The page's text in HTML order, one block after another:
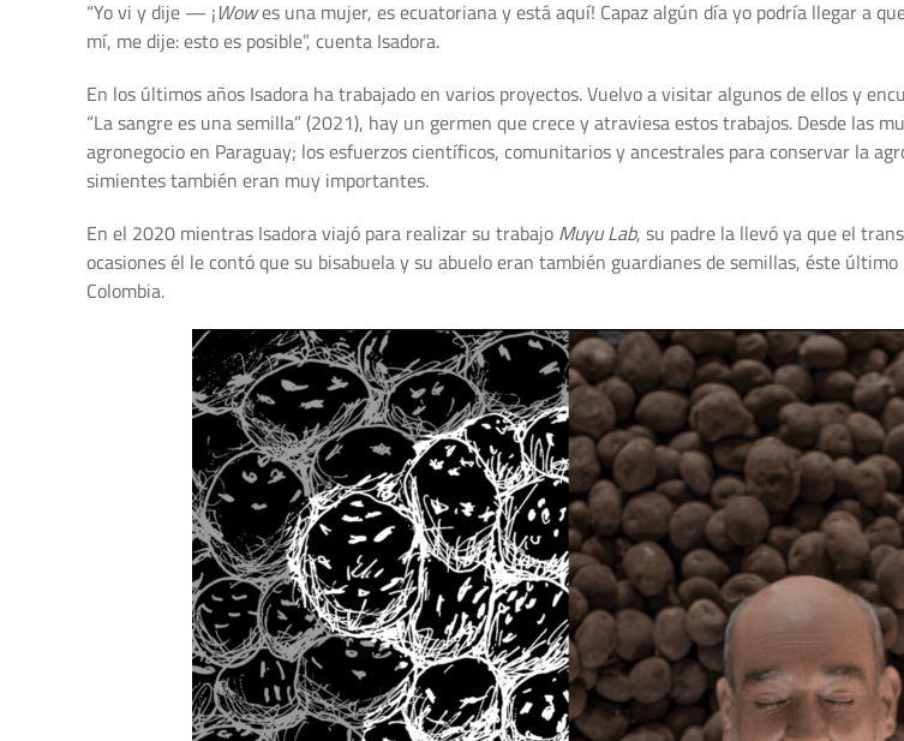
“Yo vi y dije — ¡Wowes una mujer, es ecuatoriana y está aquí! Capaz algún día yo podría llegar a
mí, me dije: esto es posible”, cuenta Isadora.
En los últimos años Isadora ha trabajado en varios proyectos. Vuelvo a visitar algunos de ellos y
“La sangre es una semilla” (2021), hay un germen que crece y atraviesa estos trabajos. Desde las
agronegocio en Paraguay; los esfuerzos científicos, comunitarios y ancestrales para conservar la
simientes también eran muy importantes.
En el 2020 mientras Isadora viajó para realizar su trabajo Muyu Lab, su padre la llevó ya que el
ocasiones él le contó que su bisabuela y su abuelo eran también guardianes de semillas, éste
Colombia.